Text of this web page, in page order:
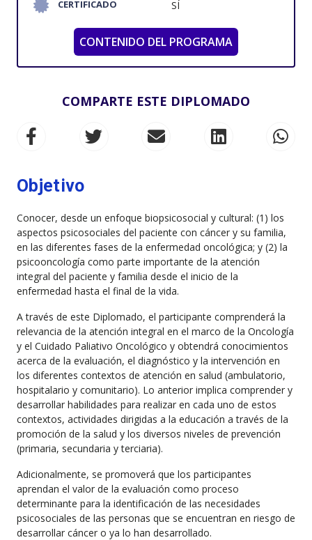
CERTIFICADO SÍ
CONTENIDO DEL PROGRAMA
COMPARTE ESTE DIPLOMADO
Objetivo
Conocer, desde un enfoque biopsicosocial y cultural: (1) los
aspectos psicosociales del paciente con cáncer y su familia,
en las diferentes fases de la enfermedad oncológica; y (2) la
psicooncología como parte importante de la atención
integral del paciente y familia desde el inicio de la
enfermedad hasta el final de la vida.
A través de este Diplomado, el participante comprenderá la
relevancia de la atención integral en el marco de la Oncología
y el Cuidado Paliativo Oncológico y obtendrá conocimientos
acerca de la evaluación, el diagnóstico y la intervención en
los diferentes contextos de atención en salud (ambulatorio,
hospitalario y comunitario). Lo anterior implica comprender y
desarrollar habilidades para realizar en cada uno de estos
contextos, actividades dirigidas a la educación a través de la
promoción de la salud y los diversos niveles de prevención
(primaria, secundaria y terciaria).
Adicionalmente, se promoverá que los participantes
aprendan el valor de la evaluación como proceso
determinante para la identificación de las necesidades
psicosociales de las personas que se encuentran en riesgo de
desarrollar cáncer o ya lo han desarrollado.